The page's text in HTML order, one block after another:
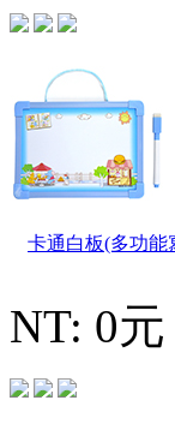
卡通白板(多功能
NT: 0元